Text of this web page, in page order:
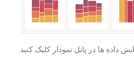
داده ها در پانل نمودار کلیک کنید